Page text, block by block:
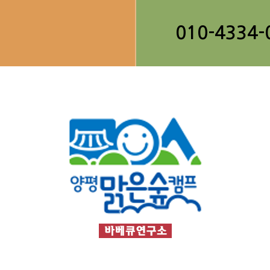
010-4334-